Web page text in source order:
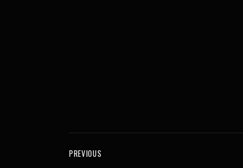
PREVIOUS